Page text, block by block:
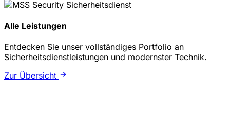
Alle Leistungen
Entdecken Sie unser vollständiges Portfolio an
Sicherheitsdienstleistungen und modernster Technik.
Zur Übersicht